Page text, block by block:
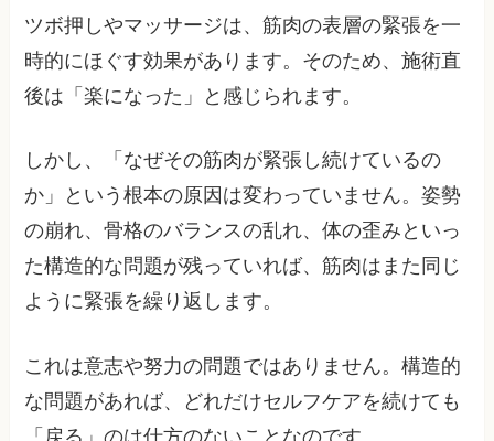
ツボ押しやマッサージは、筋肉の表層の緊張を一
時的にほぐす効果があります。そのため、施術直
後は「楽になった」と感じられます。
しかし、「なぜその筋肉が緊張し続けているの
か」という根本の原因は変わっていません。姿勢
の崩れ、骨格のバランスの乱れ、体の歪みといっ
た構造的な問題が残っていれば、筋肉はまた同じ
ように緊張を繰り返します。
これは意志や努力の問題ではありません。構造的
な問題があれば、どれだけセルフケアを続けても